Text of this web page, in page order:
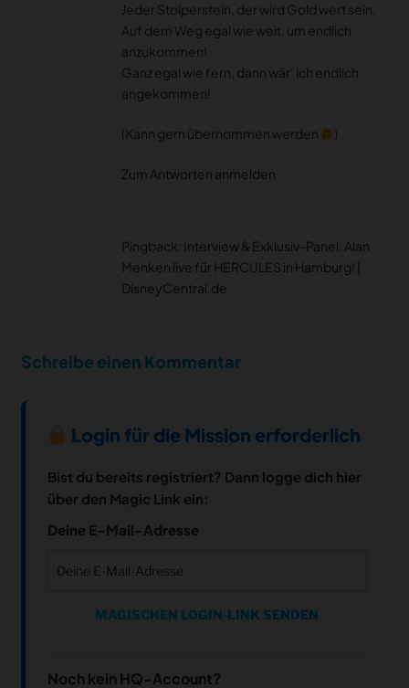
Jeder Stolperstein, der wird Gold wert sein,
Auf dem Weg egal wie weit, um endlich
anzukommen!
Ganz egal wie fern, dann wär’ ich endlich
angekommen!
(Kann gern übernommen werden )
Zum Antworten anmelden
Pingback: Interview & Exklusiv-Panel: Alan
Menken live für HERCULES in Hamburg! |
DisneyCentral.de
Schreibe einen Kommentar
Login für die Mission erforderlich
Bist du bereits registriert? Dann logge dich hier
über den Magic Link ein:
Deine E-Mail-Adresse
MAGISCHEN LOGIN-LINK SENDEN
Noch kein HQ-Account?
notifications